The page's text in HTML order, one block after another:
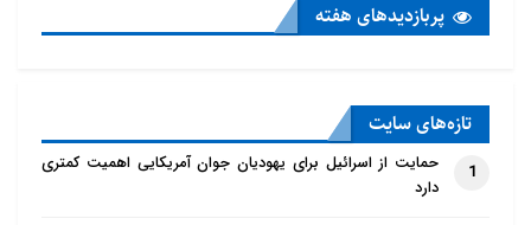
پربازدید‌های هفته
تازه‌‌های سایت
1
حمایت از اسرائیل برای یهودیان جوان آمریکایی اهمیت کمتری
دارد